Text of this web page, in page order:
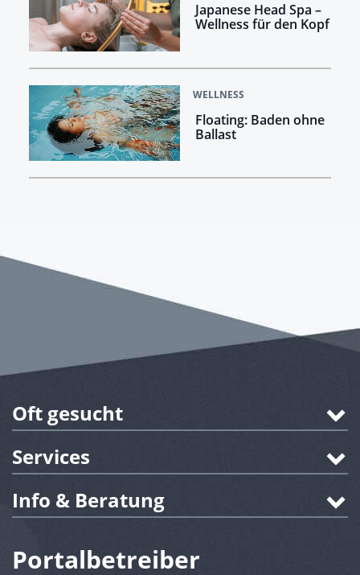
Japanese Head Spa –
Wellness für den Kopf
WELLNESS
Floating: Baden ohne
Ballast
Oft gesucht
Services
Info & Beratung
Portalbetreiber